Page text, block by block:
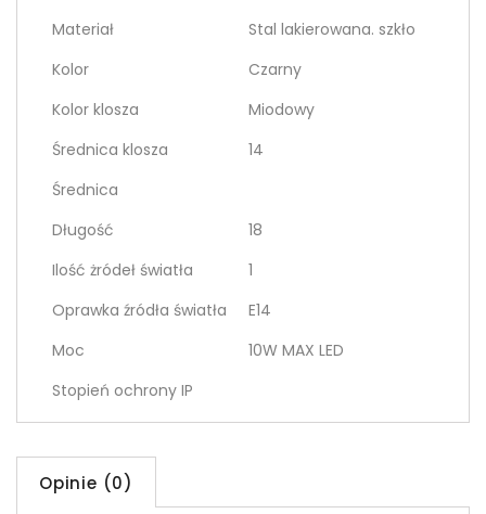
Materiał
Stal lakierowana. szkło
Kolor
Czarny
Kolor klosza
Miodowy
Średnica klosza
14
Średnica
Długość
18
Ilość żródeł światła
1
Oprawka źródła światła
E14
Moc
10W MAX LED
Stopień ochrony IP
Opinie (0)